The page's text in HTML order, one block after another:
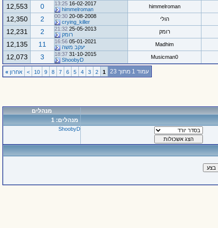
himmelroman
16-02-2017
13:25
himmelroman
0
12,553
הולי 20-08-2008
00:30
crying_killer
2
12,350
רומק 25-05-2013
21:32
רומק
2
12,231
Madhim
05-01-2021
16:56
יעקב משה
11
12,135
Musicman0
31-10-2015
18:37
ShoobyD
3
12,073
עמוד 1 מתוך 23 1
2
3
4
5
6
7
8
9
10
> אחרון »
מנהלים
מנהלים: 1
ShoobyD